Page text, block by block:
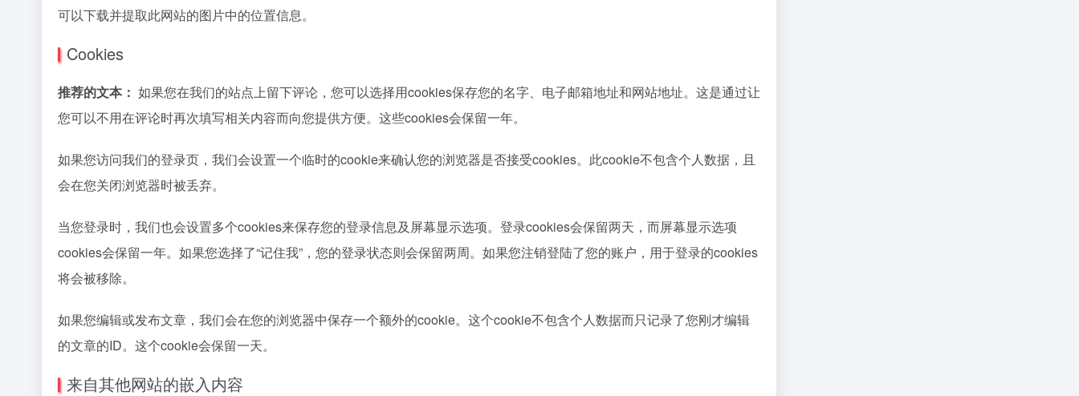
可以下载并提取此网站的图片中的位置信息。
Cookies
推荐的文本： 如果您在我们的站点上留下评论，您可以选择用cookies保存您的名字、电子邮箱地址和网站地址。这是通过让
您可以不用在评论时再次填写相关内容而向您提供方便。这些cookies会保留一年。
如果您访问我们的登录页，我们会设置一个临时的cookie来确认您的浏览器是否接受cookies。此cookie不包含个人数据，且
会在您关闭浏览器时被丢弃。
当您登录时，我们也会设置多个cookies来保存您的登录信息及屏幕显示选项。登录cookies会保留两天，而屏幕显示选项
cookies会保留一年。如果您选择了“记住我”，您的登录状态则会保留两周。如果您注销登陆了您的账户，用于登录的cookies
将会被移除。
如果您编辑或发布文章，我们会在您的浏览器中保存一个额外的cookie。这个cookie不包含个人数据而只记录了您刚才编辑
的文章的ID。这个cookie会保留一天。
来自其他网站的嵌入内容